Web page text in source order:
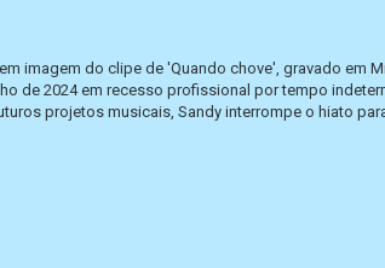
imagem do clipe de 'Quando chove', gravado em
de 2024 em recesso profissional por tempo
projetos musicais, Sandy interrompe o hiato